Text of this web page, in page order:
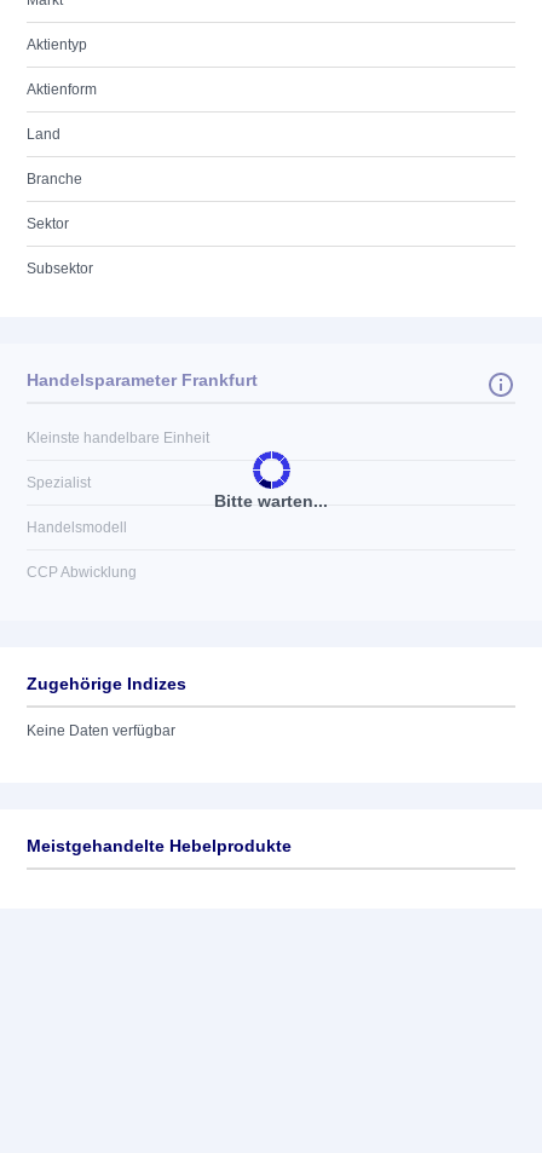
Aktientyp
Aktienform
Land
Branche
Sektor
Subsektor
Bitte warten...
Handelsparameter Frankfurt
Kleinste handelbare Einheit
Spezialist
Handelsmodell
CCP Abwicklung
Zugehörige Indizes
Keine Daten verfügbar
Meistgehandelte Hebelprodukte